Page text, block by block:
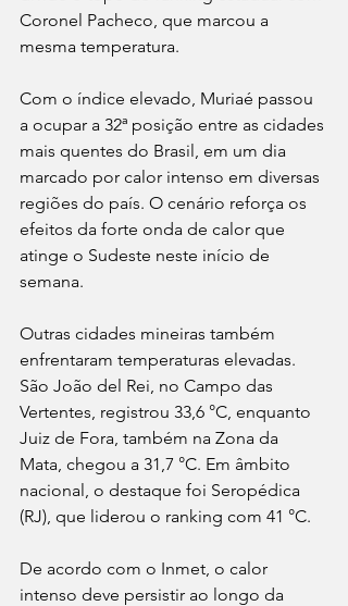
Coronel Pacheco, que marcou a
mesma temperatura.
Com o índice elevado, Muriaé passou
a ocupar a 32ª posição entre as cidades
mais quentes do Brasil, em um dia
marcado por calor intenso em diversas
regiões do país. O cenário reforça os
efeitos da forte onda de calor que
atinge o Sudeste neste início de
semana.
Outras cidades mineiras também
enfrentaram temperaturas elevadas.
São João del Rei, no Campo das
Vertentes, registrou 33,6 °C, enquanto
Juiz de Fora, também na Zona da
Mata, chegou a 31,7 °C. Em âmbito
nacional, o destaque foi Seropédica
(RJ), que liderou o ranking com 41 °C.
De acordo com o Inmet, o calor
intenso deve persistir ao longo da